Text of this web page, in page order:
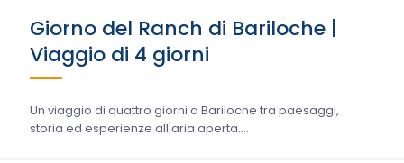
Giorno del Ranch di Bariloche |
Viaggio di 4 giorni
Un viaggio di quattro giorni a Bariloche tra paesaggi,
storia ed esperienze all'aria aperta....